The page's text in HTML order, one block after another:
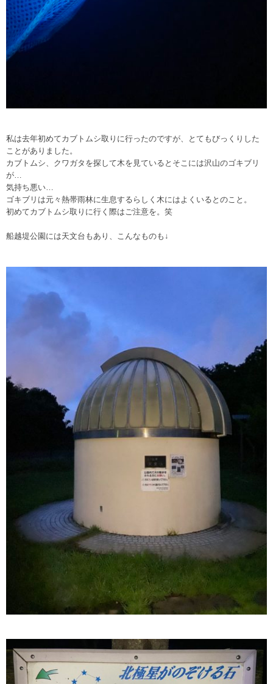
私は去年初めてカブトムシ取りに行ったのですが、とてもびっくりした
ことがありました。
カブトムシ、クワガタを探して木を見ているとそこには沢山のゴキブリ
が…
気持ち悪い…
ゴキブリは元々熱帯雨林に生息するらしく木にはよくいるとのこと。
初めてカブトムシ取りに行く際はご注意を。笑
船越堤公園には天文台もあり、こんなものも↓